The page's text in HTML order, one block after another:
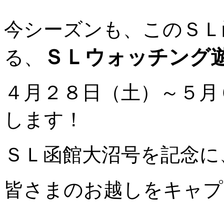
今シーズンも、このＳ
る、
ＳＬウォッチング
４月２８日（土）～５
します！
ＳＬ函館大沼号を記念
皆さまのお越しをキャ